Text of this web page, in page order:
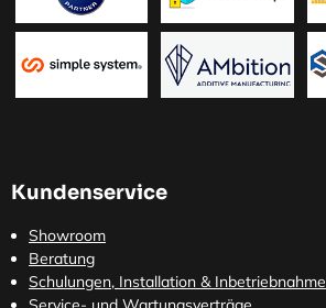
Kundenservice
Showroom
Beratung
Schulungen, Installation & Inbetriebnahme